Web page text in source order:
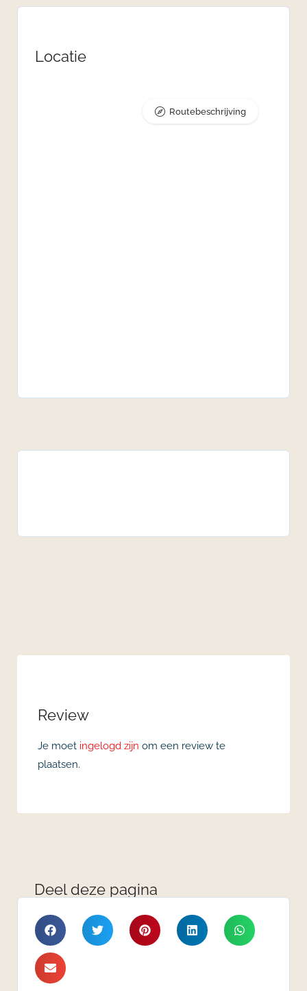
Locatie
Routebeschrijving
Review
Je moet ingelogd zijn om een review te
plaatsen.
Deel deze pagina